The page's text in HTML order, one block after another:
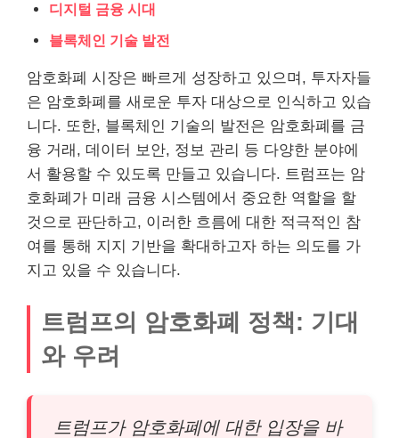
디지털 금융 시대
블록체인 기술 발전
암호화폐 시장은 빠르게 성장하고 있으며, 투자자들
은 암호화폐를 새로운 투자 대상으로 인식하고 있습
니다. 또한, 블록체인 기술의 발전은 암호화폐를 금
융 거래, 데이터 보안, 정보 관리 등 다양한 분야에
서 활용할 수 있도록 만들고 있습니다. 트럼프는 암
호화폐가 미래 금융 시스템에서 중요한 역할을 할
것으로 판단하고, 이러한 흐름에 대한 적극적인 참
여를 통해 지지 기반을 확대하고자 하는 의도를 가
지고 있을 수 있습니다.
트럼프의 암호화폐 정책: 기대
와 우려
트럼프가 암호화폐에 대한 입장을 바